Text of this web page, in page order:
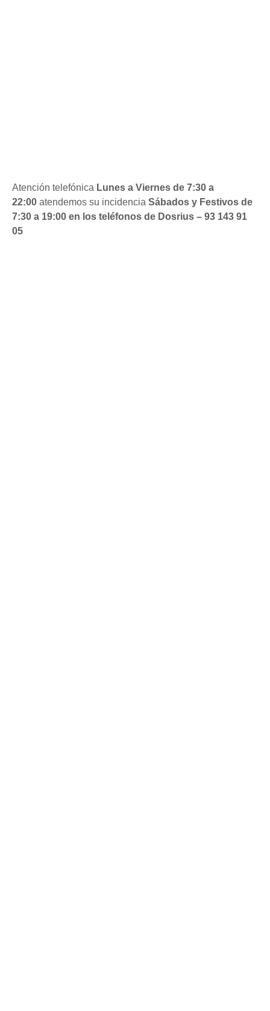
Atención telefónica Lunes a Viernes de 7:30 a
22:00 atendemos su incidencia Sábados y Festivos de
7:30 a 19:00 en los teléfonos de Dosrius – 93 143 91
05